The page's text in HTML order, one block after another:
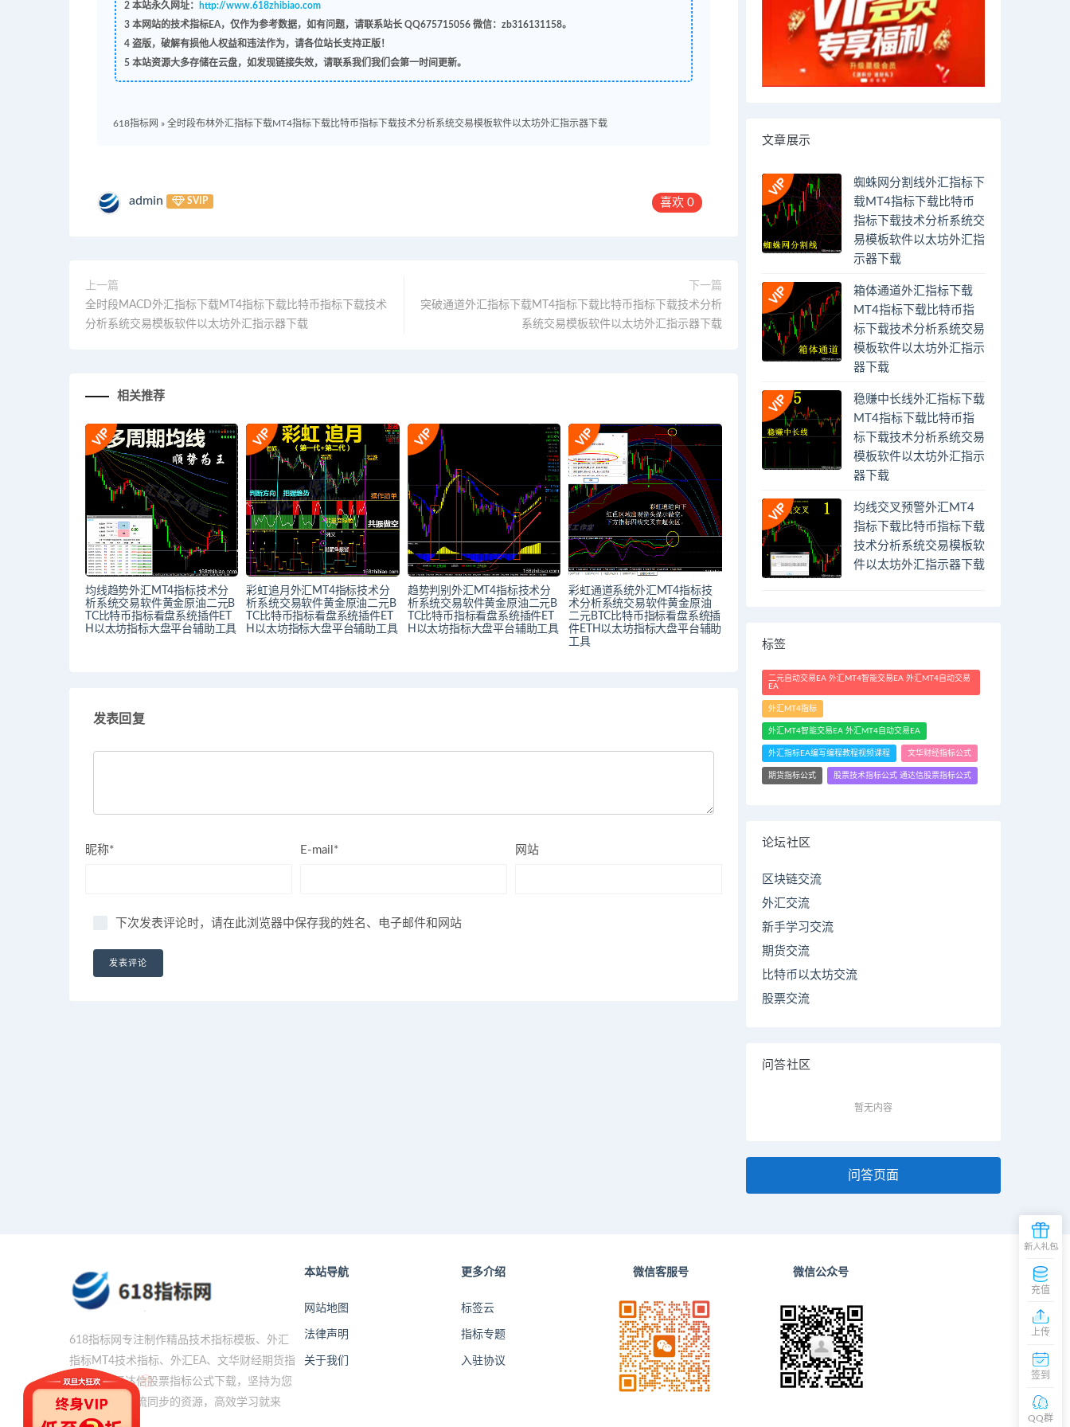
2本站永久网址：
http://www.618zhibiao.com
3本网站的技术指标EA，仅作为参考数据，如有问题，请联系站长 QQ675715056 微信：zb316131158。
4盗版，破解有损他人权益和违法作为，请各位站长支持正版！
5本站资源大多存储在云盘，如发现链接失效，请联系我们我们会第一时间更新。
618指标网 » 全时段布林外汇指标下载MT4指标下载比特币指标下载技术分析系统交易模板软件以太坊外汇指示器下载
admin SVIP 喜欢 0
上一篇
全时段MACD外汇指标下载MT4指标下载比特币指标下载技术
分析系统交易模板软件以太坊外汇指示器下载
下一篇
突破通道外汇指标下载MT4指标下载比特币指标下载技术分析
系统交易模板软件以太坊外汇指示器下载
相关推荐
均线趋势外汇MT4指标技术分
析系统交易软件黄金原油二元B
TC比特币指标看盘系统插件ET
H以太坊指标大盘平台辅助工具
彩虹追月外汇MT4指标技术分
析系统交易软件黄金原油二元B
TC比特币指标看盘系统插件ET
H以太坊指标大盘平台辅助工具
趋势判别外汇MT4指标技术分
析系统交易软件黄金原油二元B
TC比特币指标看盘系统插件ET
H以太坊指标大盘平台辅助工具
彩虹通道系统外汇MT4指标技
术分析系统交易软件黄金原油
二元BTC比特币指标看盘系统插
件ETH以太坊指标大盘平台辅助
工具
发表回复
昵称* E-mail* 网站
下次发表评论时，请在此浏览器中保存我的姓名、电子邮件和网站
文章展示
蜘蛛网分割线外汇指标下
载MT4指标下载比特币
指标下载技术分析系统交
易模板软件以太坊外汇指
示器下载
箱体通道外汇指标下载
MT4指标下载比特币指
标下载技术分析系统交易
模板软件以太坊外汇指示
器下载
稳赚中长线外汇指标下载
MT4指标下载比特币指
标下载技术分析系统交易
模板软件以太坊外汇指示
器下载
均线交叉预警外汇MT4
指标下载比特币指标下载
技术分析系统交易模板软
件以太坊外汇指示器下载
标签
二元自动交易EA 外汇MT4智能交易EA 外汇MT4自动交易
EA
外汇MT4指标
外汇MT4智能交易EA 外汇MT4自动交易EA
外汇指标EA编写编程教程视频课程 文华财经指标公式
期货指标公式 股票技术指标公式 通达信股票指标公式
论坛社区
区块链交流
外汇交流
新手学习交流
期货交流
比特币以太坊交流
股票交流
问答社区
暂无内容
问答页面
618指标网专注制作精品技术指标模板、外汇
指标MT4技术指标、外汇EA、文华财经期货指
标公式、通达信股票指标公式下载，坚持为您
提供与时代潮流同步的资源，高效学习就来
618指标网。
本站导航
网站地图
法律声明
关于我们
更多介绍
标签云
指标专题
入驻协议
微信客服号 微信公众号
充值
上传
签到
QQ群
粉
交
流
群
在
线
×